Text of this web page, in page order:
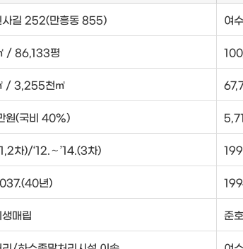
사길 252(만흥동 855) 여
/ 86,133평
/ 3,255천㎥
원(국비 40%)
차)/‘12.∼’14.(3차)
년)
매립 준